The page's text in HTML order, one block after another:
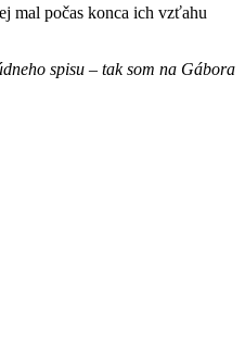
mal počas konca ich vzťahu
spisu – tak som na Gábora